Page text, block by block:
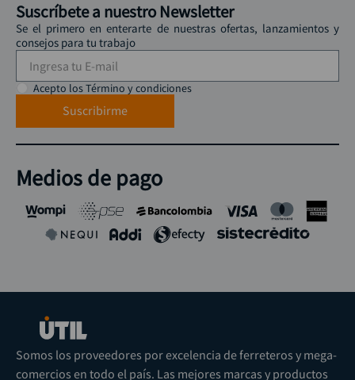
Suscríbete a nuestro Newsletter
Se el primero en enterarte de nuestras ofertas, lanzamientos y
consejos para tu trabajo
Acepto los Término y condiciones
Suscribirme
Medios de pago
Somos los proveedores por excelencia de ferreteros y mega-
comercios en todo el país. Las mejores marcas y productos